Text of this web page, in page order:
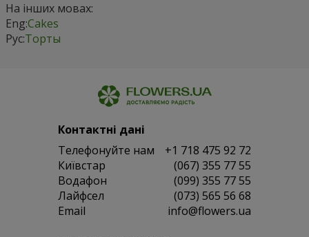
На інших мовах:
Eng:Cakes
Рус:Торты
Контактні дані
Телефонуйте нам
+1 718 475 92 72
Київстар
(067) 355 77 55
Водафон
(099) 355 77 55
Лайфсел
(073) 565 56 68
Email
info@flowers.ua